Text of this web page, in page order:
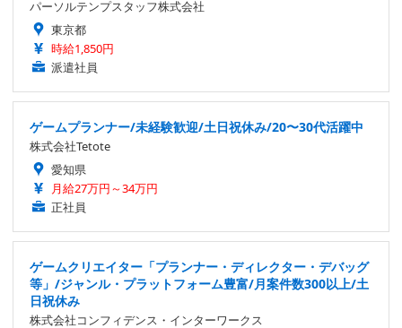
パーソルテンプスタッフ株式会社
東京都
時給1,850円
派遣社員
ゲームプランナー/未経験歓迎/土日祝休み/20〜30代活躍中
株式会社Tetote
愛知県
月給27万円～34万円
正社員
ゲームクリエイター「プランナー・ディレクター・デバッグ
等」/ジャンル・プラットフォーム豊富/月案件数300以上/土
日祝休み
株式会社コンフィデンス・インターワークス